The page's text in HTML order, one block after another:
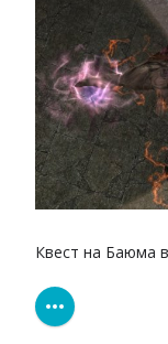
Квест на Баюма